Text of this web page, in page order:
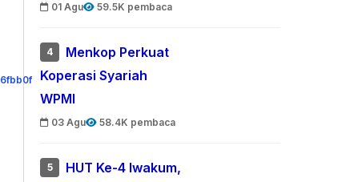
01 Agu 59.5K pembaca
4
Menkop Perkuat
Koperasi Syariah
WPMI
03 Agu 58.4K pembaca
5
HUT Ke-4 Iwakum,